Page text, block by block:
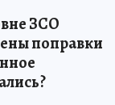
ЗСО
поправки